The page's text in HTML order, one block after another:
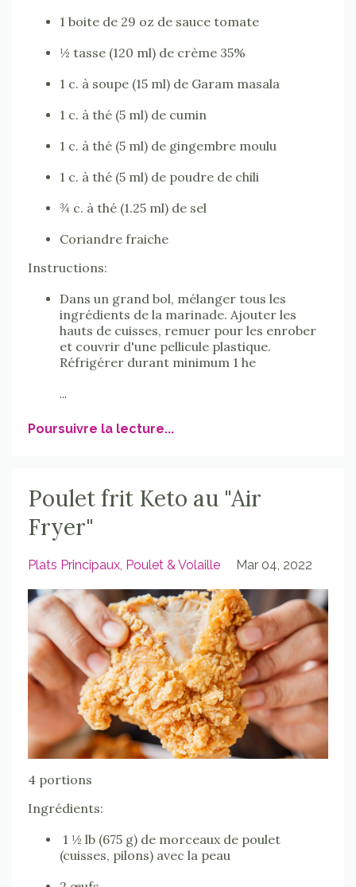
1 boite de 29 oz de sauce tomate
½ tasse (120 ml) de crème 35%
1 c. à soupe (15 ml) de Garam masala
1 c. à thé (5 ml) de cumin
1 c. à thé (5 ml) de gingembre moulu
1 c. à thé (5 ml) de poudre de chili
¾ c. à thé (1.25 ml) de sel
Coriandre fraiche
Instructions:
Dans un grand bol, mélanger tous les
ingrédients de la marinade. Ajouter les
hauts de cuisses, remuer pour les enrober
et couvrir d'une pellicule plastique.
Réfrigérer durant minimum 1 he
...
Poursuivre la lecture...
Poulet frit Keto au "Air
Fryer"
Plats Principaux Poulet & Volaille Mar 04, 2022
4 portions
Ingrédients:
1 ½ lb (675 g) de morceaux de poulet
(cuisses, pilons) avec la peau